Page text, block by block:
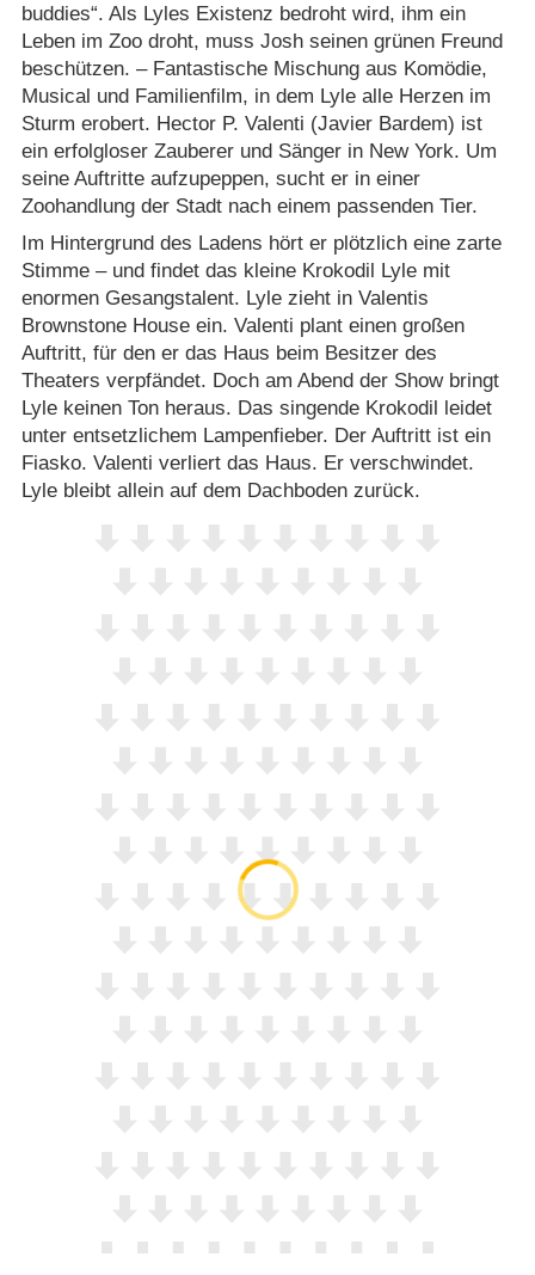
buddies“. Als Lyles Existenz bedroht wird, ihm ein
Leben im Zoo droht, muss Josh seinen grünen Freund
beschützen. – Fantastische Mischung aus Komödie,
Musical und Familienfilm, in dem Lyle alle Herzen im
Sturm erobert. Hector P. Valenti (Javier Bardem) ist
ein erfolgloser Zauberer und Sänger in New York. Um
seine Auftritte aufzupeppen, sucht er in einer
Zoohandlung der Stadt nach einem passenden Tier.
Im Hintergrund des Ladens hört er plötzlich eine zarte
Stimme – und findet das kleine Krokodil Lyle mit
enormen Gesangstalent. Lyle zieht in Valentis
Brownstone House ein. Valenti plant einen großen
Auftritt, für den er das Haus beim Besitzer des
Theaters verpfändet. Doch am Abend der Show bringt
Lyle keinen Ton heraus. Das singende Krokodil leidet
unter entsetzlichem Lampenfieber. Der Auftritt ist ein
Fiasko. Valenti verliert das Haus. Er verschwindet.
Lyle bleibt allein auf dem Dachboden zurück.